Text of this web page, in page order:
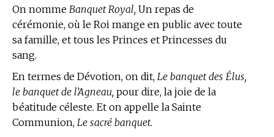
On nomme Banquet Royal, Un repas de
cérémonie, où le Roi mange en public avec toute
sa famille, et tous les Princes et Princesses du
sang.
En termes de Dévotion, on dit, Le banquet des Élus,
le banquet de l’Agneau, pour dire, la joie de la
béatitude céleste. Et on appelle la Sainte
Communion, Le sacré banquet.